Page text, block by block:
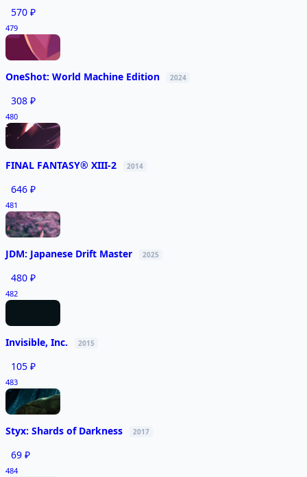
570 ₽
479
OneShot: World Machine Edition 2024
308 ₽
480
FINAL FANTASY® XIII-2 2014
646 ₽
481
JDM: Japanese Drift Master 2025
480 ₽
482
Invisible, Inc. 2015
105 ₽
483
Styx: Shards of Darkness 2017
69 ₽
484